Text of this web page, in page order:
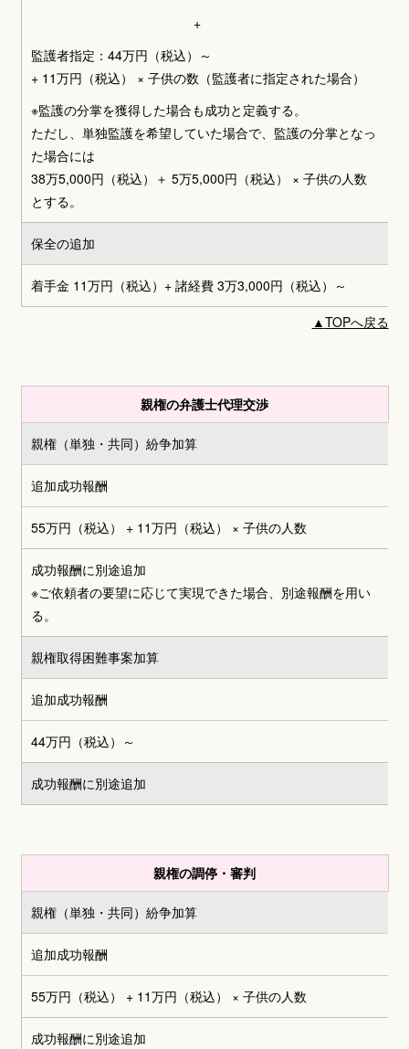
+
監護者指定：44万円（税込）～
+ 11万円（税込） × 子供の数（監護者に指定された場合）
※監護の分掌を獲得した場合も成功と定義する。
ただし、単独監護を希望していた場合で、監護の分掌となっ
た場合には
38万5,000円（税込）＋ 5万5,000円（税込） × 子供の人数
とする。
保全の追加
着手金 11万円（税込）+ 諸経費 3万3,000円（税込）～
▲TOPへ戻る
親権の弁護士代理交渉
親権（単独・共同） 紛争加算
追加成功報酬
55万円（税込） + 11万円（税込） × 子供の人数
成功報酬に別途追加
※ご依頼者の要望に応じて実現できた場合、別途報酬を用い
る。
親権取得困難事案加算
追加成功報酬
44万円（税込）～
成功報酬に別途追加
親権の調停・審判
親権（単独・共同） 紛争加算
追加成功報酬
55万円（税込） + 11万円（税込） × 子供の人数
成功報酬に別途追加